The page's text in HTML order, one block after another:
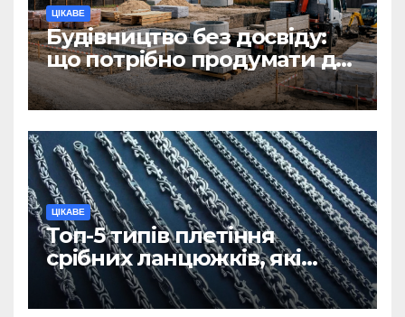
ЦІКАВЕ
Будівництво без досвіду:
що потрібно продумати до
першої доставки на
ділянку
ЦІКАВЕ
Топ-5 типів плетіння
срібних ланцюжків, які
вважаються
найнадійнішими